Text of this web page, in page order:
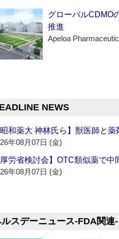
グローバルCDMO
推進
Apeloa
NEWS
昭和薬大 神林氏ら】獣医師と
年08月07日 (金)
厚労省検討会】OTC類似薬で
年08月07日 (金)
スデーニュース‐FDA関連‐